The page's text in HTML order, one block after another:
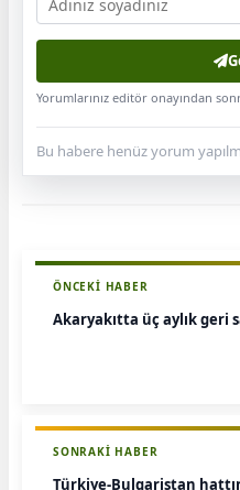
Yorumlarınız editör onayından
Bu habere henüz yorum
ÖNCEKI HABER
Akaryakıtta üç aylık geri
SONRAKI HABER
Türkiye-Bulgaristan